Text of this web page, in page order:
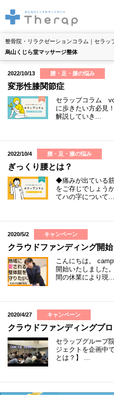
整骨院・リラクゼーションコラム｜セラッ
烏山くじら堂マッサージ整体
2022/10/13 腰・足・膝の悩み
変形性膝関節症
セラップコラム
に歩きたい方必見
解説していき...
2022/10/4 腰・足・膝の悩み
ぎっくり腰とは？
◆痛みが出ている
をご存じでしょう
てハの字について...
2020/5/2 キャンペーン
クラウドファンディング開始
こんにちは。
開始いたしました
間の休業により現...
2020/4/27 キャンペーン
クラウドファンディングプ
セラップグループ
ジェクトを企画中
とは？】 ...